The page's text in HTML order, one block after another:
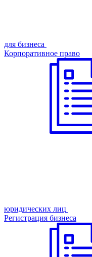
для бизнеса
Корпоративное право
юридических лиц
Регистрация бизнеса